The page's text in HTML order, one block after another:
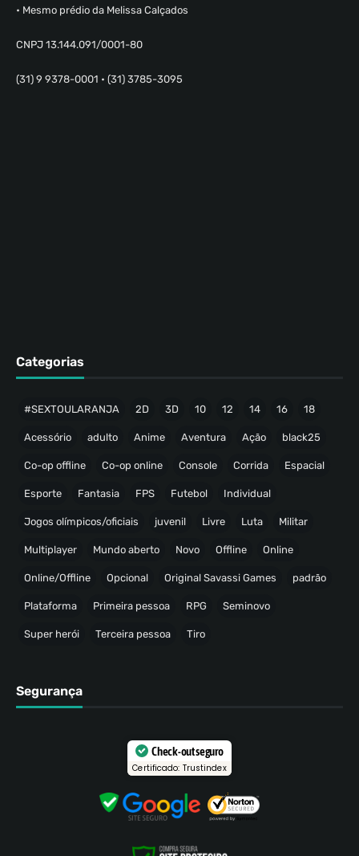
• Mesmo prédio da Melissa Calçados
CNPJ 13.144.091/0001-80
(31) 9 9378-0001 • (31) 3785-3095
Categorias
#SEXTOULARANJA 2D 3D 10 12 14 16 18
Acessório adulto Anime Aventura Ação black25
Co-op offline Co-op online Console Corrida Espacial
Esporte Fantasia FPS Futebol Individual
Jogos olímpicos/oficiais juvenil Livre Luta Militar
Multiplayer Mundo aberto Novo Offline Online
Online/Offline Opcional Original Savassi Games padrão
Plataforma Primeira pessoa RPG Seminovo
Super herói Terceira pessoa Tiro
Segurança
Check-out seguro
Certificado: Trustindex